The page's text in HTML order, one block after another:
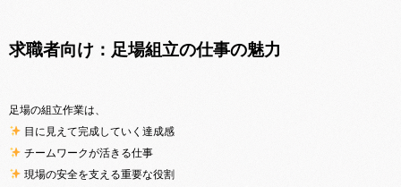
‍求職者向け：足場組立の仕事の魅力
足場の組立作業は、
目に見えて完成していく達成感
チームワークが活きる仕事
現場の安全を支える重要な役割